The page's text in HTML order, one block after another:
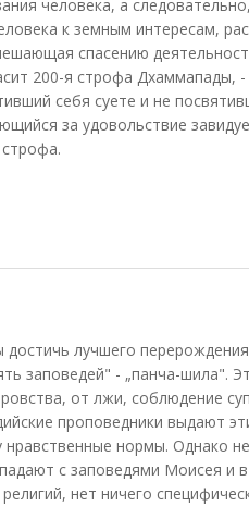
человека, а
к земным интересам,
спасению
200-я строфа Дхаммапады,
себя суете и не
за удовольствие
лучшего
заповедей" - „панча-шила".
от лжи, соблюдение
проповедники выдают
нормы. Однако
с заповедями Моисея и
нет ничего